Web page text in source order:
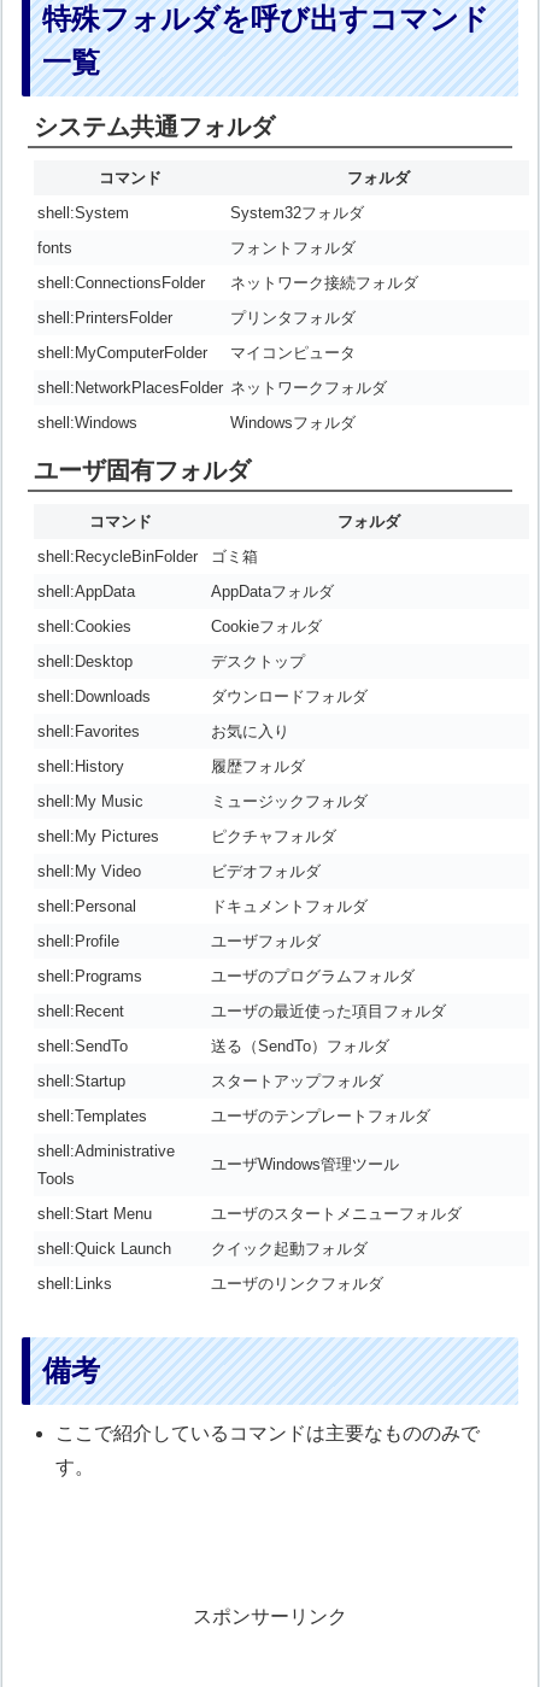
特殊フォルダを呼び出すコマンド
一覧
システム共通フォルダ
コマンド
フォルダ
shell:System
System32フォルダ
fonts
フォントフォルダ
shell:ConnectionsFolder
ネットワーク接続フォルダ
shell:PrintersFolder
プリンタフォルダ
shell:MyComputerFolder
マイコンピュータ
shell:NetworkPlacesFolder ネットワークフォルダ
shell:Windows
Windowsフォルダ
ユーザ固有フォルダ
コマンド
フォルダ
shell:RecycleBinFolder
ゴミ箱
shell:AppData
AppDataフォルダ
shell:Cookies
Cookieフォルダ
shell:Desktop
デスクトップ
shell:Downloads
ダウンロードフォルダ
shell:Favorites
お気に入り
shell:History
履歴フォルダ
shell:My Music
ミュージックフォルダ
shell:My Pictures
ピクチャフォルダ
shell:My Video
ビデオフォルダ
shell:Personal
ドキュメントフォルダ
shell:Profile
ユーザフォルダ
shell:Programs
ユーザのプログラムフォルダ
shell:Recent
ユーザの最近使った項目フォルダ
shell:SendTo
送る（SendTo）フォルダ
shell:Startup
スタートアップフォルダ
shell:Templates
ユーザのテンプレートフォルダ
shell:Administrative
Tools
ユーザWindows管理ツール
shell:Start Menu
ユーザのスタートメニューフォルダ
shell:Quick Launch
クイック起動フォルダ
shell:Links
ユーザのリンクフォルダ
備考
ここで紹介しているコマンドは主要なもののみで
す。
スポンサーリンク